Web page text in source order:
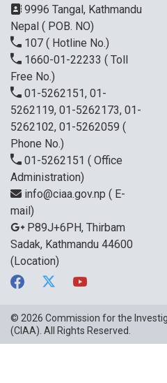
9996 Tangal, Kathmandu
Nepal ( POB. NO)
107 ( Hotline No.)
1660-01-22233 ( Toll
Free No.)
01-5262151, 01-
5262119, 01-5262173, 01-
5262102, 01-5262059 (
Phone No.)
01-5262151 ( Office
Administration)
info@ciaa.gov.np ( E-
mail)
P89J+6PH, Thirbam
Sadak, Kathmandu 44600
(Location)
© 2026 Commission for the
(CIAA) . All Rights Reserved.